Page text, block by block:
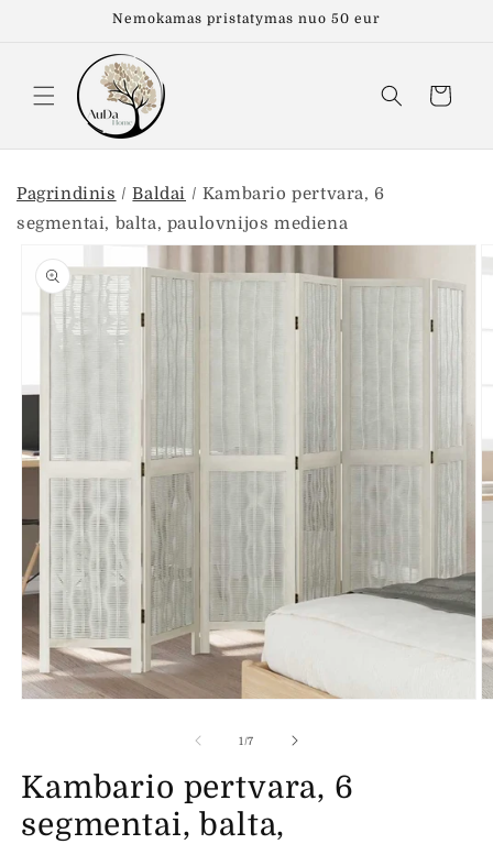
Nemokamas pristatymas nuo 50 eur
Krepšelis
Pagrindinis /Baldai / Kambario pertvara, 6
segmentai, balta, paulovnijos mediena
informacijos
apie gaminį
lange
1/iš
7
Kambario pertvara, 6
segmentai, balta,